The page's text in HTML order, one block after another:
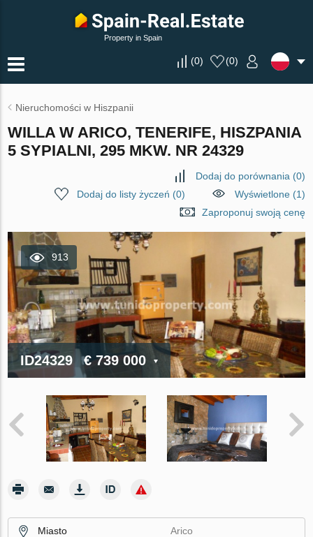
Property in Spain
(0) (0)
Nieruchomości w Hiszpanii
WILLA W ARICO, TENERIFE, HISZPANIA
5 SYPIALNI, 295 MKW. NR 24329
Dodaj do porównania (0)
Dodaj do listy życzeń (0)
Wyświetlone (1)
Zaproponuj swoją cenę
913
ID24329 € 739 000
Miasto
Arico